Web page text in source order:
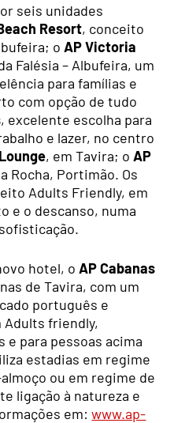
seis unidades
Resort, conceito
oAP Victoria
Falésia – Albufeira, um
para famílias e
com opção de tudo
, excelente escolha para
e lazer, no centro
, em Tavira; oAP
Rocha, Portimão. Os
Adults Friendly, em
e o descanso, numa
hotel, oAP Cabanas
de Tavira, com um
português e
friendly,
e para pessoas acima
estadias em regime
ou em regime de
ligação à natureza e
em:www.ap-